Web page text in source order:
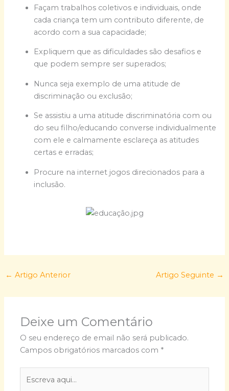
Façam trabalhos coletivos e individuais, onde
cada criança tem um contributo diferente, de
acordo com a sua capacidade;
Expliquem que as dificuldades são desafios e
que podem sempre ser superados;
Nunca seja exemplo de uma atitude de
discriminação ou exclusão;
Se assistiu a uma atitude discriminatória com ou
do seu filho/educando converse individualmente
com ele e calmamente esclareça as atitudes
certas e erradas;
Procure na internet jogos direcionados para a
inclusão.
← Artigo Anterior Artigo Seguinte →
Deixe um Comentário
O seu endereço de email não será publicado.
Campos obrigatórios marcados com *
aqui...